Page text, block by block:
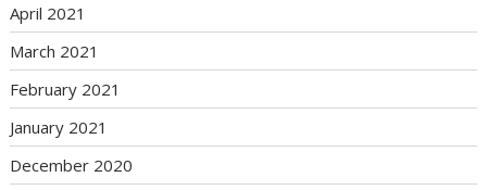
April 2021
March 2021
February 2021
January 2021
December 2020